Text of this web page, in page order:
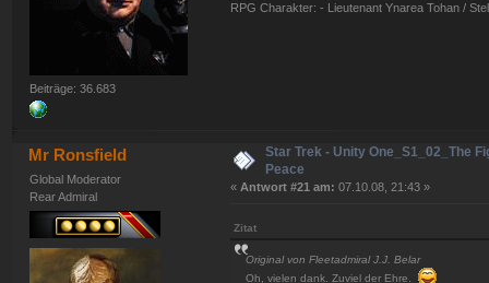
Beiträge: 36.683
RPG Charakter: - Lieutenant Ynarea Tohan /
Mr Ronsfield
Global Moderator
Rear Admiral
Star Trek - Unity One_S1_02_The
Peace
« Antwort #21 am: 07.10.08, 21:43 »
Zitat
Original von Fleetadmiral J.J. Belar
Oh, vielen dank. Zuviel der Ehre.